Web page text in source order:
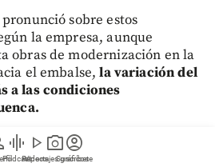
graphic_eq
Pódcast
play_arrow
Videos
photo_camera
Reportajes gráficos
account_circle
Suscríbete
sobre estos
la empresa, aunque
obras de modernización en la
el embalse,la variación del
a las condiciones
influenciadas tanto por el